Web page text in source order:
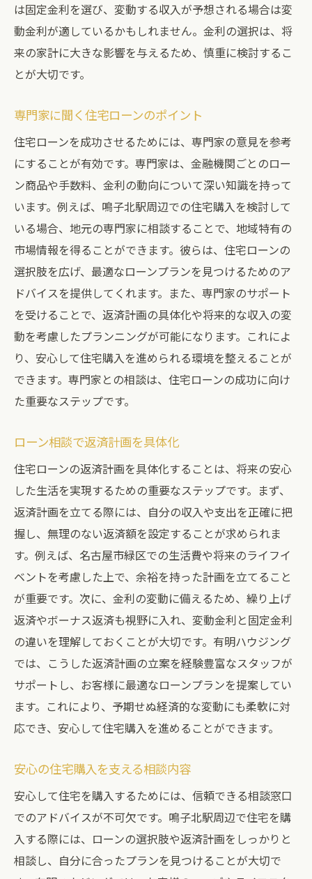
鳴子北駅周辺で住宅ローンを考える際の注意点
鳴子北駅周辺のローン相談のポイント
住宅購入時のローン選びの注意点
ローン相談でチェックすべき点
安心の購入に必要な市場理解
鳴子北駅でのローン相談の注意点
住宅ローン相談で安心のマイホーム計画を
相談を活用した安心の購入計画
ローン相談が導くマイホームの実現
安心のマイホーム計画を相談から
ローン相談で夢の住まいを手に入れる
相談で具体化するマイホームの夢
住宅ローン相談がもたらす安心感
は固定金利を選び、変動する収入が予想される場合は変
動金利が適しているかもしれません。金利の選択は、将
来の家計に大きな影響を与えるため、慎重に検討するこ
とが大切です。
専門家に聞く住宅ローンのポイント
住宅ローンを成功させるためには、専門家の意見を参考
にすることが有効です。専門家は、金融機関ごとのロー
ン商品や手数料、金利の動向について深い知識を持って
います。例えば、鳴子北駅周辺での住宅購入を検討して
いる場合、地元の専門家に相談することで、地域特有の
市場情報を得ることができます。彼らは、住宅ローンの
選択肢を広げ、最適なローンプランを見つけるためのア
ドバイスを提供してくれます。また、専門家のサポート
を受けることで、返済計画の具体化や将来的な収入の変
動を考慮したプランニングが可能になります。これによ
り、安心して住宅購入を進められる環境を整えることが
できます。専門家との相談は、住宅ローンの成功に向け
た重要なステップです。
ローン相談で返済計画を具体化
住宅ローンの返済計画を具体化することは、将来の安心
した生活を実現するための重要なステップです。まず、
返済計画を立てる際には、自分の収入や支出を正確に把
握し、無理のない返済額を設定することが求められま
す。例えば、名古屋市緑区での生活費や将来のライフイ
ベントを考慮した上で、余裕を持った計画を立てること
が重要です。次に、金利の変動に備えるため、繰り上げ
返済やボーナス返済も視野に入れ、変動金利と固定金利
の違いを理解しておくことが大切です。有明ハウジング
では、こうした返済計画の立案を経験豊富なスタッフが
サポートし、お客様に最適なローンプランを提案してい
ます。これにより、予期せぬ経済的な変動にも柔軟に対
応でき、安心して住宅購入を進めることができます。
安心の住宅購入を支える相談内容
安心して住宅を購入するためには、信頼できる相談窓口
でのアドバイスが不可欠です。鳴子北駅周辺で住宅を購
入する際には、ローンの選択肢や返済計画をしっかりと
相談し、自分に合ったプランを見つけることが大切で